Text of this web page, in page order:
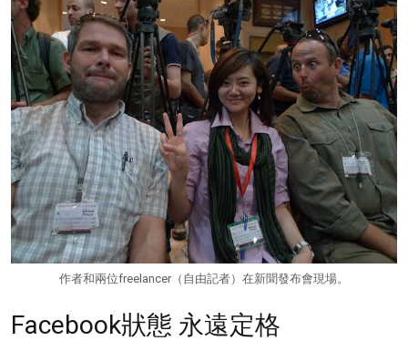
作者和兩位freelancer（自由記者）在新聞發布會現場。
Facebook狀態 永遠定格